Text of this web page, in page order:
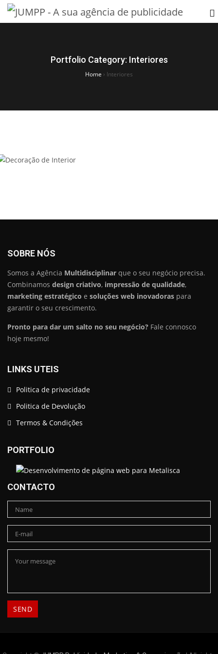
Portfolio Category: Interiores
Home › Interiores
SOBRE NÓS
Somos a Agência Multidisciplinar que o seu negócio precisa.
Combinamos design criativo, impressão de qualidade,
marketing estratégico e soluções web inovadoras para
garantir o seu crescimento.
Pronto para dar um salto no seu negócio? Fale connosco
hoje mesmo!
LINKS UTEIS
Politica de privacidade
Politica de Devolução
Termos & Condições
PORTFOLIO
CONTACTO